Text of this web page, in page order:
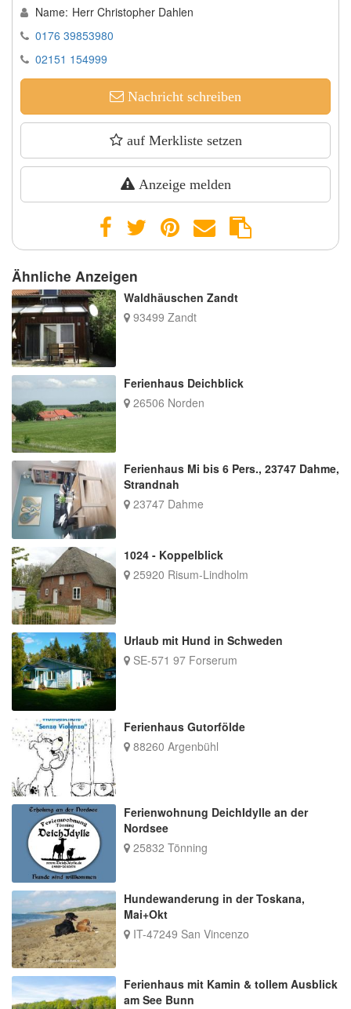
Name: Herr Christopher Dahlen
0176 39853980
02151 154999
Nachricht schreiben
auf Merkliste setzen
Anzeige melden
Ähnliche Anzeigen
Waldhäuschen Zandt
93499 Zandt
Ferienhaus Deichblick
26506 Norden
Ferienhaus Mi bis 6 Pers., 23747 Dahme,
Strandnah
23747 Dahme
1024 - Koppelblick
25920 Risum-Lindholm
Urlaub mit Hund in Schweden
SE-571 97 Forserum
Ferienhaus Gutorfölde
88260 Argenbühl
Ferienwohnung DeichIdylle an der
Nordsee
25832 Tönning
Hundewanderung in der Toskana,
Mai+Okt
IT-47249 San Vincenzo
Ferienhaus mit Kamin & tollem Ausblick
am See Bunn